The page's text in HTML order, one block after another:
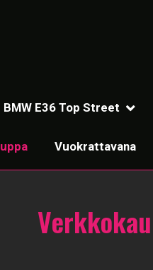
BMW E36 Top Street
Vuokrattavana